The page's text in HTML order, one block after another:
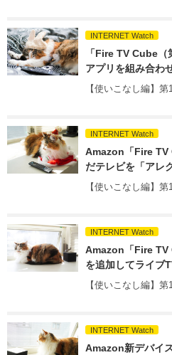
INTERNET Watch
「Fire TV Cube
アプリを組み合わ
【使いこなし編】第
INTERNET Watch
Amazon「Fire TV
だテレビを「アレ
【使いこなし編】第
INTERNET Watch
Amazon「Fire TV
を追加してライブ
【使いこなし編】第
INTERNET Watch
Amazon新デバイ